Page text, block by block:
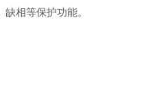
相等保护功能。